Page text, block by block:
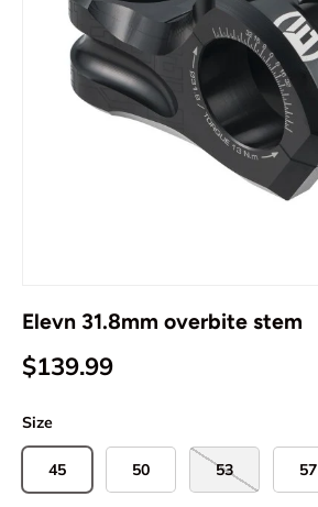
Elevn 31.8mm overbite stem
$139.99
Size
45 50 53 57